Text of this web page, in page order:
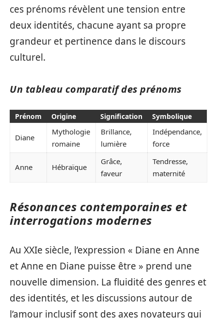
ces prénoms révèlent une tension entre
deux identités, chacune ayant sa propre
grandeur et pertinence dans le discours
culturel.
Un tableau comparatif des prénoms
Prénom Origine Signification Symbolique
Diane
Mythologie
romaine
Brillance,
lumière
Indépendance,
force
Anne Hébraïque
Grâce,
faveur
Tendresse,
maternité
Résonances contemporaines et
interrogations modernes
Au XXIe siècle, l’expression « Diane en Anne
et Anne en Diane puisse être » prend une
nouvelle dimension. La fluidité des genres et
des identités, et les discussions autour de
l’amour inclusif sont des axes novateurs qui